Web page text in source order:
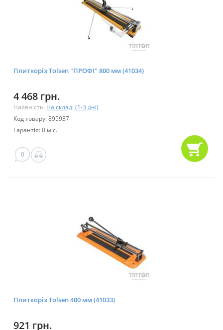
Плиткоріз Tolsen "ПРОФІ" 800 мм (41034)
4 468 грн.
Наявність: На складі (1-3 дні)
Код товару: 895937
Гарантія: 0 міс.
0
Плиткоріз Tolsen 400 мм (41033)
921 грн.